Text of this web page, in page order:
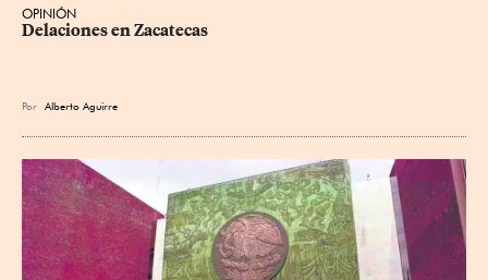
OPINIÓN
Delaciones en Zacatecas
Por Alberto Aguirre